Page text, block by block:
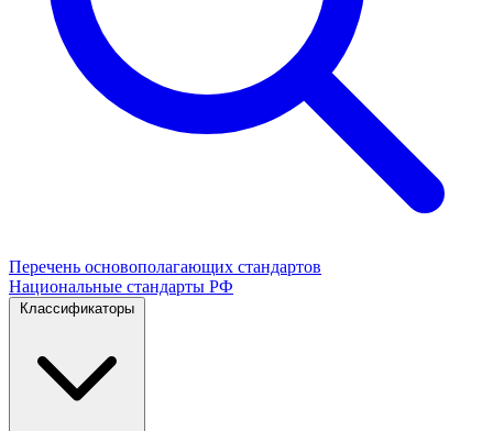
Перечень основополагающих стандартов
Национальные стандарты РФ
Классификаторы